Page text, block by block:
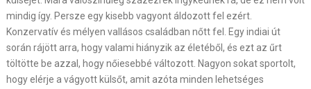
mindig így. Persze egy kisebb vagyont áldozott fel ezért.
Konzervatív és mélyen vallásos családban nőtt fel. Egy indiai út
során rájött arra, hogy valami hiányzik az életéből, és ezt az űrt
töltötte be azzal, hogy nőiesebbé változott. Nagyon sokat sportolt,
hogy elérje a vágyott külsőt, amit azóta minden lehetséges